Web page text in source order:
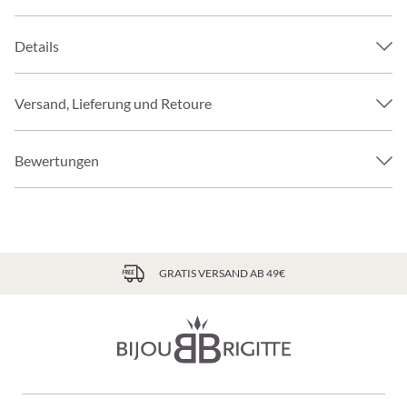
Details
Versand, Lieferung und Retoure
Bewertungen
GRATIS VERSAND AB 49€